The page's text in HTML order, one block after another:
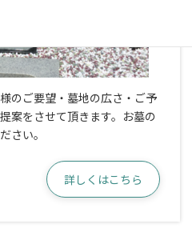
のご要望・墓地の広さ・ご予
案をさせて頂きます。お墓の
さい。
詳しくはこちら